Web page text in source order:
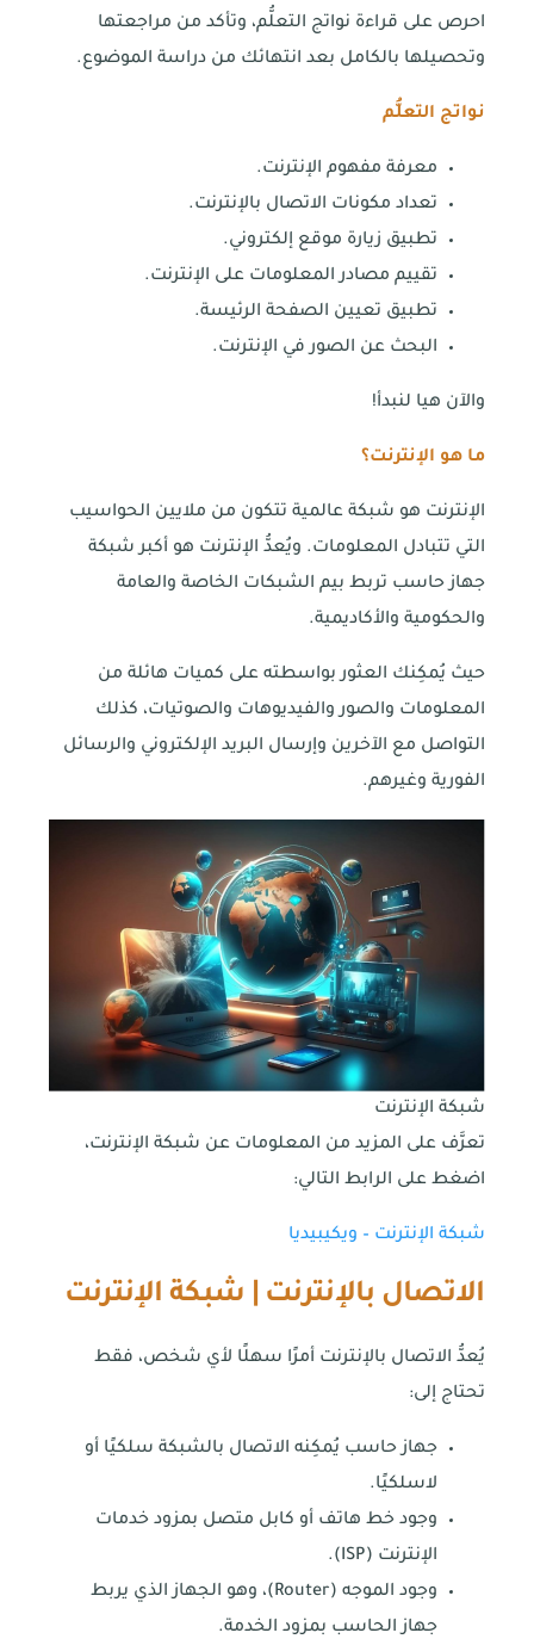
احرص على قراءة نواتج التعلُّم، وتأكد من مراجعتها
وتحصيلها بالكامل بعد انتهائك من دراسة الموضوع.
نواتج التعلُّم
معرفة مفهوم الإنترنت.
تعداد مكونات الاتصال بالإنترنت.
تطبيق زيارة موقع إلكتروني.
تقييم مصادر المعلومات على الإنترنت.
تطبيق تعيين الصفحة الرئيسة.
البحث عن الصور في الإنترنت.
والآن هيا لنبدأ!
ما هو الإنترنت؟
الإنترنت هو شبكة عالمية تتكون من ملايين الحواسيب
التي تتبادل المعلومات. ويُعدُّ الإنترنت هو أكبر شبكة
جهاز حاسب تربط بيم الشبكات الخاصة والعامة
والحكومية والأكاديمية.
حيث يُمكِنك العثور بواسطته على كميات هائلة من
المعلومات والصور والفيديوهات والصوتيات، كذلك
التواصل مع الآخرين وإرسال البريد الإلكتروني والرسائل
الفورية وغيرهم.
شبكة الإنترنت
تعرَّف على المزيد من المعلومات عن شبكة الإنترنت،
اضغط على الرابط التالي:
شبكة الإنترنت – ويكيبيديا
الاتصال بالإنترنت | شبكة الإنترنت
يُعدُّ الاتصال بالإنترنت أمرًا سهلًا لأي شخص، فقط
تحتاج إلى:
جهاز حاسب يُمكِنه الاتصال بالشبكة سلكيًا أو
لاسلكيًا.
وجود خط هاتف أو كابل متصل بمزود خدمات
الإنترنت (ISP).
وجود الموجه (Router)، وهو الجهاز الذي يربط
جهاز الحاسب بمزود الخدمة.